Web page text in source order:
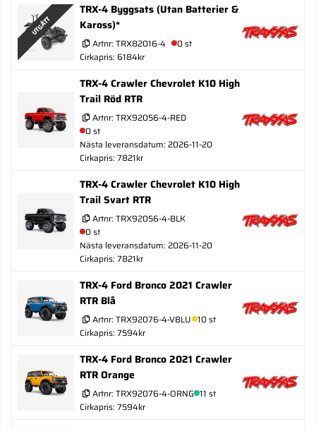
UTGÅTT
TRX-4 Byggsats (Utan Batterier &
Kaross)*
Artnr: TRX82016-4
0 st
Cirkapris: 6184kr
TRX-4 Crawler Chevrolet K10 High
Trail Röd RTR
Artnr: TRX92056-4-RED
0 st
Nästa leveransdatum: 2026-11-20
Cirkapris: 7821kr
TRX-4 Crawler Chevrolet K10 High
Trail Svart RTR
Artnr: TRX92056-4-BLK
0 st
Nästa leveransdatum: 2026-11-20
Cirkapris: 7821kr
TRX-4 Ford Bronco 2021 Crawler
RTR Blå
Artnr: TRX92076-4-VBLU 10 st
Cirkapris: 7594kr
TRX-4 Ford Bronco 2021 Crawler
RTR Orange
Artnr: TRX92076-4-ORNG 11 st
Cirkapris: 7594kr